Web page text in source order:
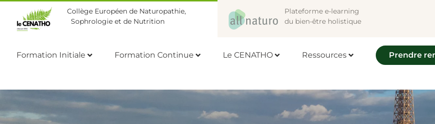
Collège Européen de Naturopathie,
Sophrologie et de Nutrition
Plateforme e-learning
du bien-être holistique
Formation Initiale Formation Continue Le CENATHO Ressources Prendre